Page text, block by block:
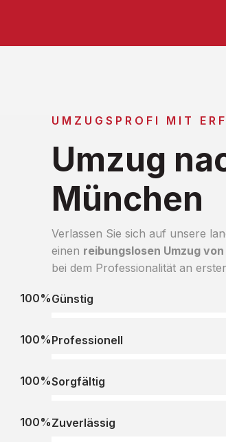
UMZUGSPROFI MIT
Umzug
München
Verlassen Sie sich auf unsere
einen reibungslosen Umzug
bei dem Professionalität an
Günstig
100%
Professionell
100%
Sorgfältig
100%
Zuverlässig
100%